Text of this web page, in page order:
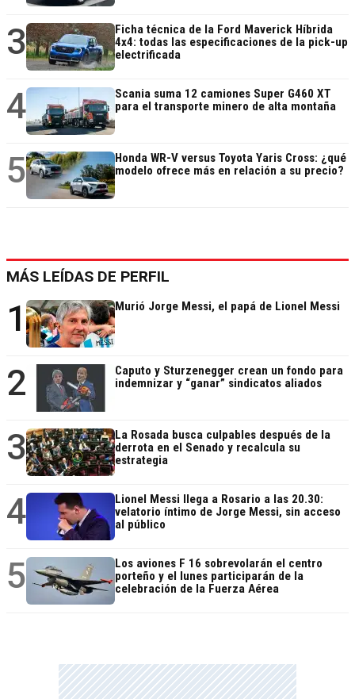
3
Ficha técnica de la Ford Maverick Híbrida
4x4: todas las especificaciones de la pick-up
electrificada
4
Scania suma 12 camiones Super G460 XT
para el transporte minero de alta montaña
5
Honda WR-V versus Toyota Yaris Cross: ¿qué
modelo ofrece más en relación a su precio?
MÁS LEÍDAS DE PERFIL
1 Murió Jorge Messi, el papá de Lionel Messi
2
Caputo y Sturzenegger crean un fondo para
indemnizar y “ganar” sindicatos aliados
3
La Rosada busca culpables después de la
derrota en el Senado y recalcula su
estrategia
4
Lionel Messi llega a Rosario a las 20.30:
velatorio íntimo de Jorge Messi, sin acceso
al público
5
Los aviones F 16 sobrevolarán el centro
porteño y el lunes participarán de la
celebración de la Fuerza Aérea